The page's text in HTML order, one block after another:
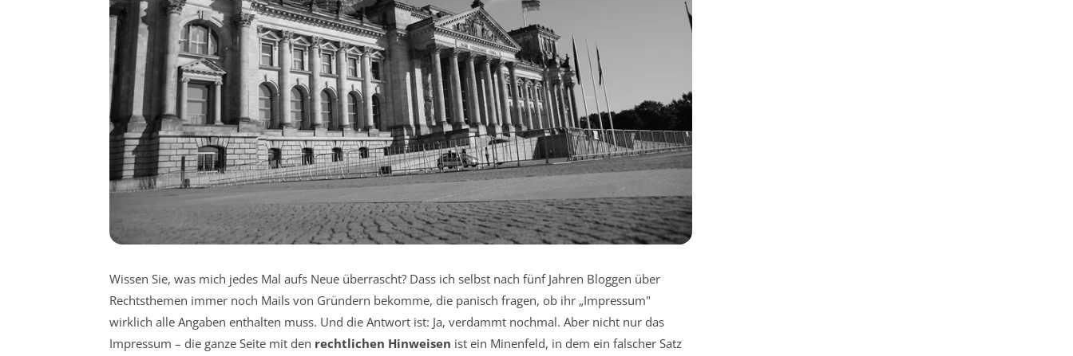
Wissen Sie, was mich jedes Mal aufs Neue überrascht? Dass ich selbst nach fünf Jahren Bloggen über
Rechtsthemen immer noch Mails von Gründern bekomme, die panisch fragen, ob ihr „Impressum"
wirklich alle Angaben enthalten muss. Und die Antwort ist: Ja, verdammt nochmal. Aber nicht nur das
Impressum – die ganze Seite mit den rechtlichen Hinweisen ist ein Minenfeld, in dem ein falscher Satz